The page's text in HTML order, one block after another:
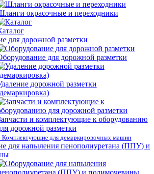
окрасочные и переходники
для дорожной разметки
для дорожной разметки
дорожной разметки
и комплектующие к оборудованию
дорожной разметки
Комплектующие для демаркировочных машин
для напыления пенополиуретана (ППУ) и